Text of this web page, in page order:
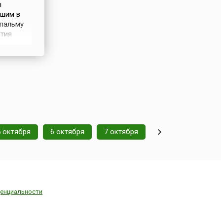
в
октября 6 октября 7 октября